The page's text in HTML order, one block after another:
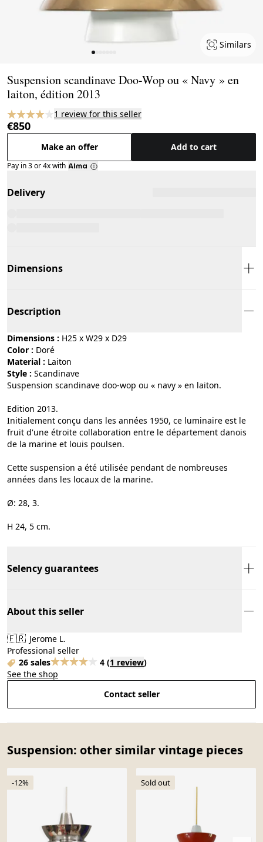
Similars
Suspension scandinave Doo-Wop ou « Navy » en
laiton, édition 2013
1 review for this seller
€850
Make an offer Add to cart
Pay in 3 or 4x with
Delivery
Dimensions
Description
Dimensions : H25 x W29 x D29
Color :
doré
Material :
laiton
Style :
scandinave
Suspension scandinave doo-wop ou « navy » en laiton.
Edition 2013.
Initialement conçu dans les années 1950, ce luminaire est le
fruit d'une étroite collaboration entre le département danois
de la marine et louis poulsen.
Cette suspension a été utilisée pendant de nombreuses
années dans les locaux de la marine.
Ø: 28, 3.
H 24, 5 cm.
Selency guarantees
About this seller
🇫🇷 Jerome L.
Professional seller
26 sales
4 (1 review)
See the shop
Contact seller
Suspension: other similar vintage pieces
-12% Sold out